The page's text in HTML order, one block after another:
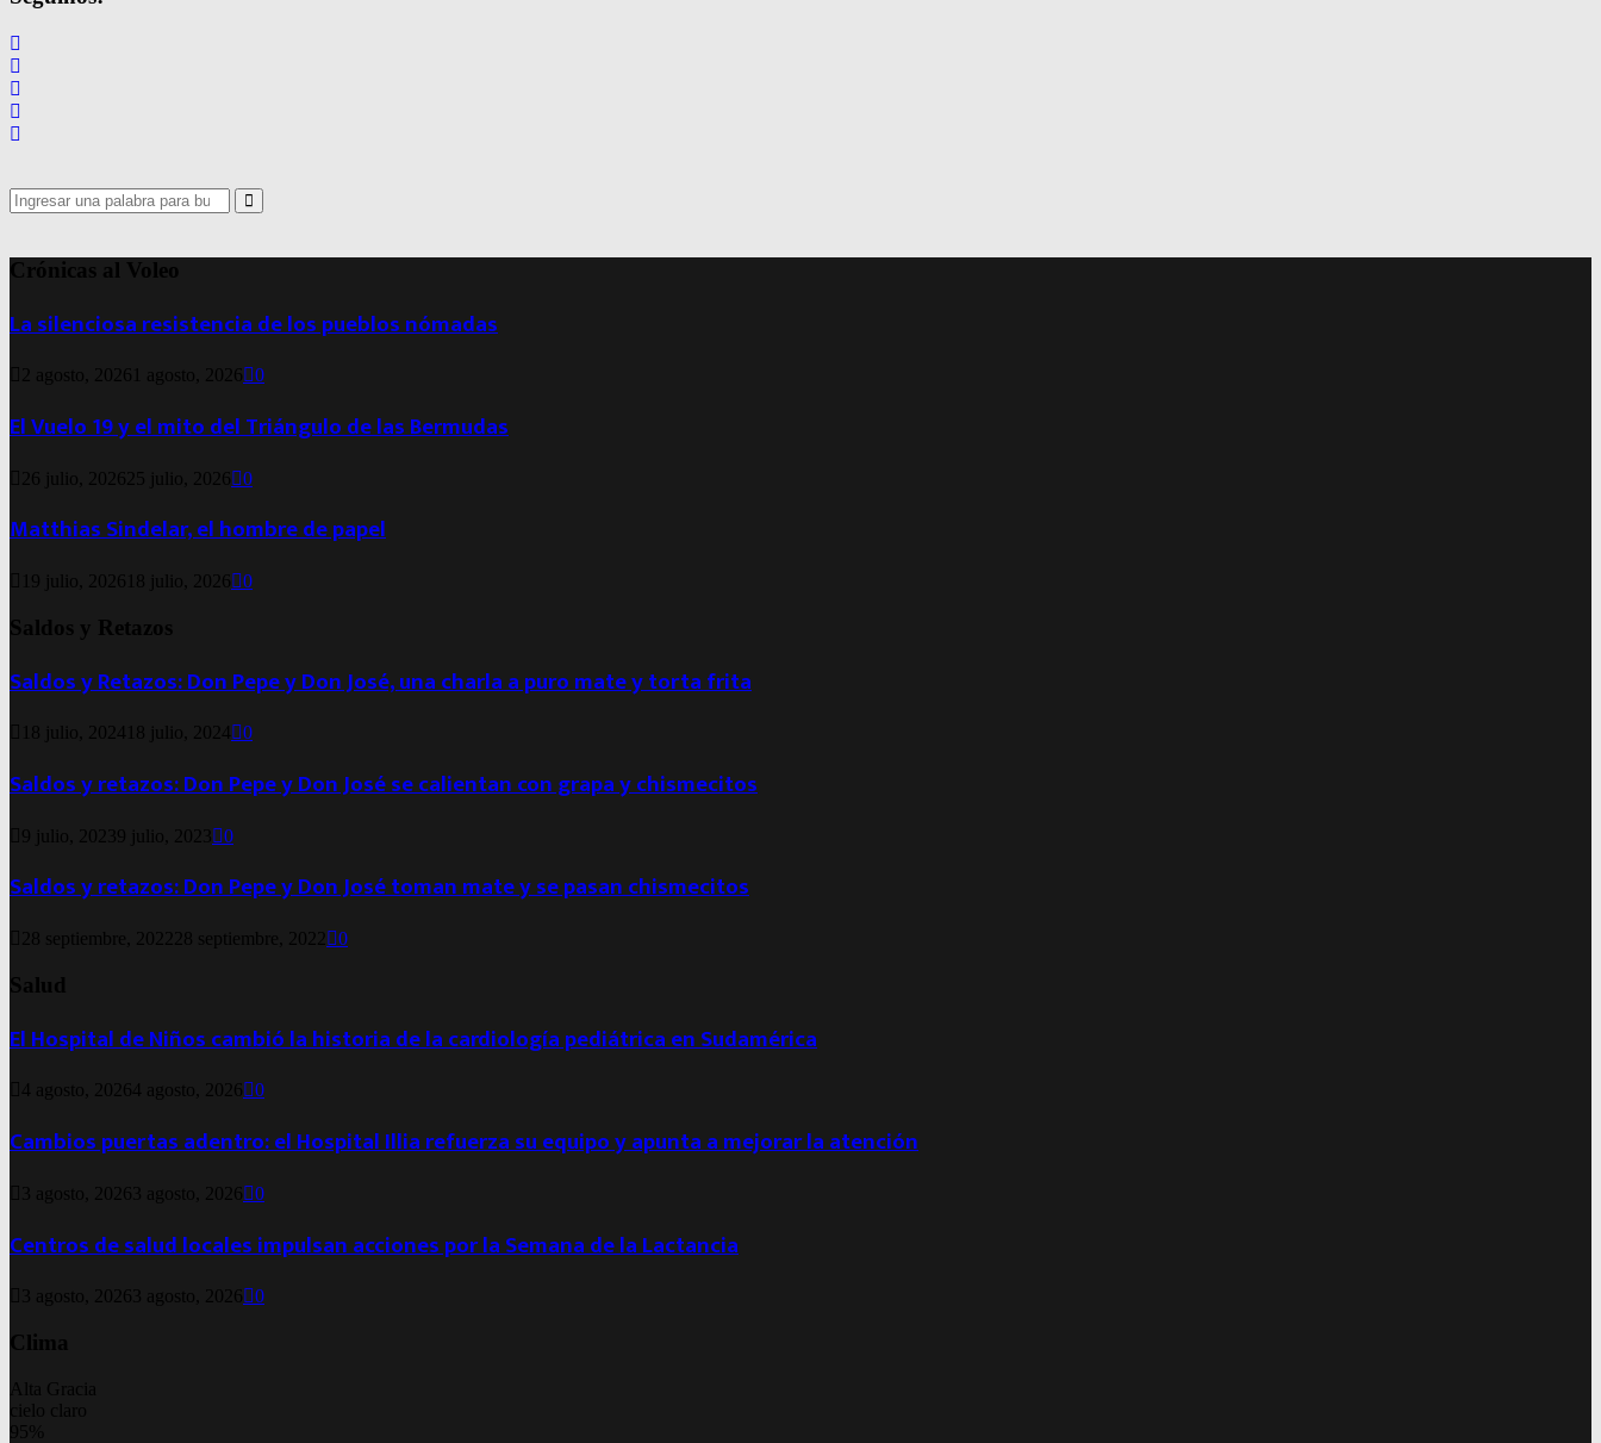
Search
for:
Search
Crónicas al Voleo
La silenciosa resistencia de los pueblos nómadas
2 agosto, 2026 1 agosto, 2026 0
El Vuelo 19 y el mito del Triángulo de las Bermudas
26 julio, 2026 25 julio, 2026 0
Matthias Sindelar, el hombre de papel
19 julio, 2026 18 julio, 2026 0
Saldos y Retazos
Saldos y Retazos: Don Pepe y Don José, una charla a puro mate y torta frita
18 julio, 2024 18 julio, 2024 0
Saldos y retazos: Don Pepe y Don José se calientan con grapa y chismecitos
9 julio, 20239 julio, 2023 0
Saldos y retazos: Don Pepe y Don José toman mate y se pasan chismecitos
28 septiembre, 2022 28 septiembre, 2022 0
Salud
El Hospital de Niños cambió la historia de la cardiología pediátrica en Sudamérica
4 agosto, 20264 agosto, 2026 0
Cambios puertas adentro: el Hospital Illia refuerza su equipo y apunta a mejorar la atención
3 agosto, 2026 3 agosto, 2026 0
Centros de salud locales impulsan acciones por la Semana de la Lactancia
3 agosto, 2026 3 agosto, 2026 0
Clima
Alta Gracia
cielo claro
95%